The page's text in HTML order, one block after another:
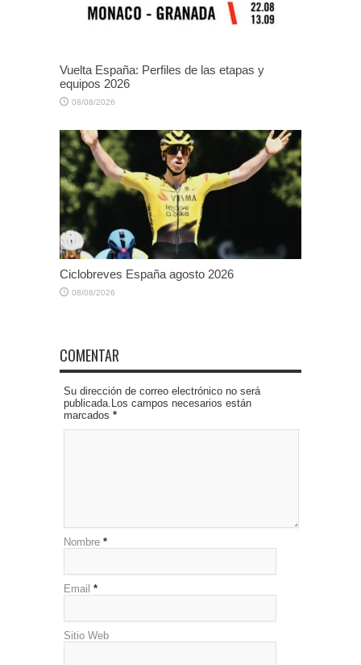
Vuelta España: Perfiles de las etapas y
equipos 2026
08/08/2026
Ciclobreves España agosto 2026
08/08/2026
COMENTAR
Su dirección de correo electrónico no será
publicada.Los campos necesarios están
marcados *
Nombre *
Email *
Sitio Web